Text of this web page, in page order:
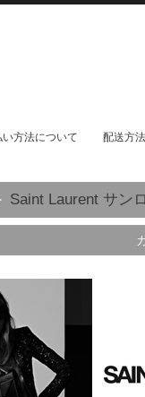
い方法について 配送方
Saint Laurent サン